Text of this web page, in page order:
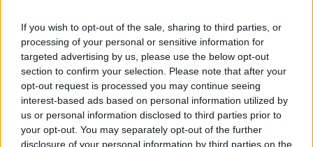
If you wish to opt-out of the sale, sharing to third parties, or
processing of your personal or sensitive information for
targeted advertising by us, please use the below opt-out
section to confirm your selection. Please note that after your
opt-out request is processed you may continue seeing
interest-based ads based on personal information utilized by
us or personal information disclosed to third parties prior to
your opt-out. You may separately opt-out of the further
disclosure of your personal information by third parties on the